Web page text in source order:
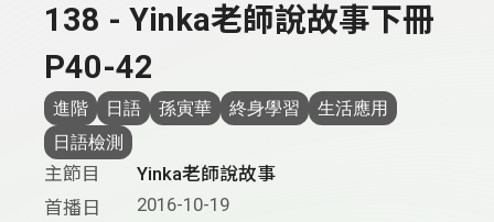
138 - Yinka老師說故事下冊
P40-42
進階 日語 孫寅華 終身學習
生活應用
日語檢測
主節目
Yinka老師說故事
首播日
2016-10-19